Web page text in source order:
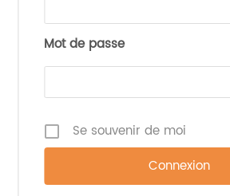
Mot de passe
Se souvenir de moi
produits de boulangerie et les
sucrant, proche de celui du
offrir des produits plus sains
Pour pouvoir commercialiser son
sur le marché américain,
céto-fructose à une évaluation
cadre du statut GRAS